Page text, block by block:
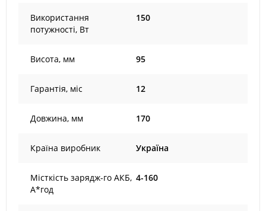
Використання
потужності, Вт
150
Висота, мм 95
Гарантія, міс 12
Довжина, мм 170
Країна виробник Україна
Місткість зарядж-го АКБ,
А*год
4-160